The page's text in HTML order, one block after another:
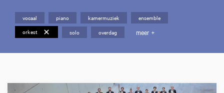
vocaal piano kamermuziek
ensemble
orkest
solo overdag meer +